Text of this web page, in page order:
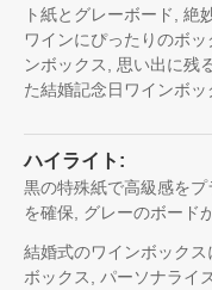
ト紙とグレーボード, 絶
ワインにぴったりのボ
ンボックス, 思い出に残
た結婚記念日ワインボッ
ハイライト:
黒の特殊紙で高級感を
を確保, グレーのボード
結婚式のワインボック
ボックス, パーソナライ